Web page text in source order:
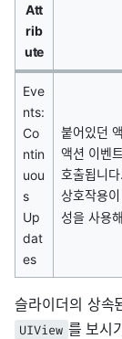
Att
rib
ute
Eve
nts:
Co
ntin
uou
s
Up
dat
es
붙어있던
액션 이벤
호출됩니
상호작용
성을 사용
슬라이더의 상속
UIView 를 보시